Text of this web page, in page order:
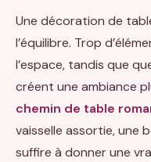
Une décoration de
l’équilibre. Trop
l’espace, tandis que
créent une ambiance
chemin de table
vaisselle assortie, une
suffire à donner une